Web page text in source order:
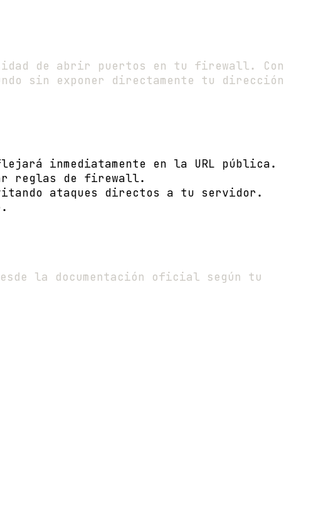
de abrir puertos en tu firewall. Con
sin exponer directamente tu dirección
inmediatamente en la URL pública.
reglas de firewall.
ataques directos a tu servidor.
la documentación oficial según tu